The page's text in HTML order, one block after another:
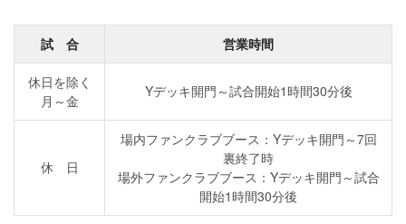
試 合 営業時間
休日を除く
月～金
Yデッキ開門～試合開始1時間30分後
休 日
場内ファンクラブブース：Yデッキ開門～7回
裏終了時
場外ファンクラブブース：Yデッキ開門～試合
開始1時間30分後